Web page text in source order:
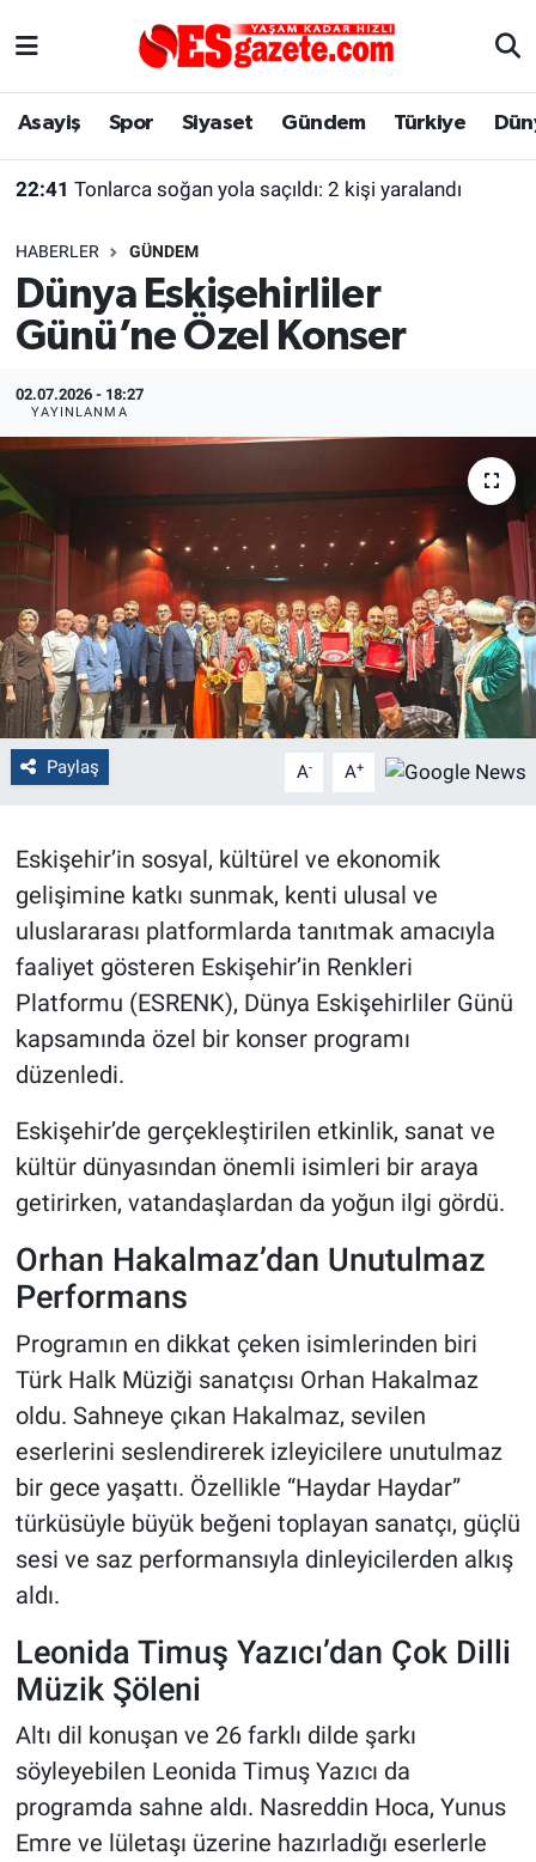
Asayiş Spor Siyaset Gündem Türkiye
22:41 Tonlarca soğan yola saçıldı: 2 kişi yaralandı
HABERLER GÜNDEM
Dünya Eskişehirliler
Günü’ne Özel Konser
02.07.2026 - 18:27
YAYINLANMA
Paylaş A- A+
Eskişehir’in sosyal, kültürel ve ekonomik
gelişimine katkı sunmak, kenti ulusal ve
uluslararası platformlarda tanıtmak amacıyla
faaliyet gösteren Eskişehir’in Renkleri
Platformu (ESRENK), Dünya Eskişehirliler Günü
kapsamında özel bir konser programı
düzenledi.
Eskişehir’de gerçekleştirilen etkinlik, sanat ve
kültür dünyasından önemli isimleri bir araya
getirirken, vatandaşlardan da yoğun ilgi gördü.
Orhan Hakalmaz’dan Unutulmaz
Performans
Programın en dikkat çeken isimlerinden biri
Türk Halk Müziği sanatçısı Orhan Hakalmaz
oldu. Sahneye çıkan Hakalmaz, sevilen
eserlerini seslendirerek izleyicilere unutulmaz
bir gece yaşattı. Özellikle “Haydar Haydar”
türküsüyle büyük beğeni toplayan sanatçı, güçlü
sesi ve saz performansıyla dinleyicilerden alkış
aldı.
Leonida Timuş Yazıcı’dan Çok Dilli
Müzik Şöleni
Altı dil konuşan ve 26 farklı dilde şarkı
söyleyebilen Leonida Timuş Yazıcı da
programda sahne aldı. Nasreddin Hoca, Yunus
Emre ve lületaşı üzerine hazırladığı eserlerle
Asayiş
Gündem
Türkiye
Dünya
Alış-Veriş/İş dünyası
Yaşam
Eskişehirspor Arşivi
Eskişehir Arşivi
Röportaj
Kültür Sanat
Politika
Bilecik
Kütahya
Gezi
Çevre
Yerel
Magazin
Bilim ve Teknoloji
Eskişehir Nöbetçi Eczaneler
Süper Lig Puan Durumu ve Fikstür
Tüm Manşetler
Son Dakika Haberleri